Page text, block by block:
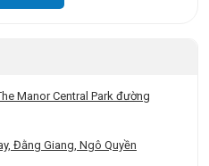
Manor Central Park đường
Đằng Giang, Ngô Quyền